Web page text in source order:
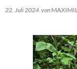
22. Juli 2024 von